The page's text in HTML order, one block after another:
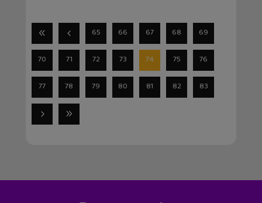
65 66 67 68 69
70 71 72 73 74 75 76
77 78 79 80 81 82 83